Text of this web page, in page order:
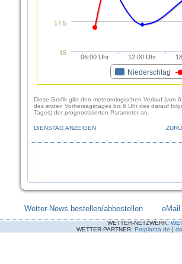
Niederschlag
06:00 Uhr 12:00 Uhr
15
17.5
Diese Grafik gibt den meteorologischen Verlauf (von
des ersten Vorhersagetages bis 6 Uhr des darauf
Tages) der prognostizierten Parameter an.
DIENSTAG ANZEIGEN
Wetter-News bestellen/abbestellen eMail
WETTER-NETZWERK:
WETTER-PARTNER: Proplanta.de |